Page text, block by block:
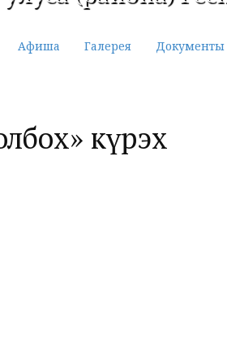
Афиша Галерея Документы
күрэх